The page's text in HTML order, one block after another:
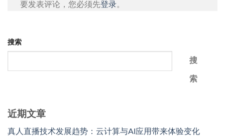
要发表评论，您必须先登录。
搜索
搜
索
近期文章
真人直播技术发展趋势：云计算与AI应用带来体验变化